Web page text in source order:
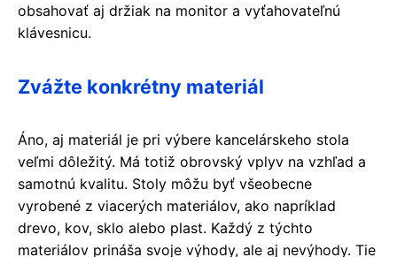
obsahovať aj držiak na monitor a vyťahovateľnú
klávesnicu.
Zvážte konkrétny materiál
Áno, aj materiál je pri výbere kancelárskeho stola
veľmi dôležitý. Má totiž obrovský vplyv na vzhľad a
samotnú kvalitu. Stoly môžu byť všeobecne
vyrobené z viacerých materiálov, ako napríklad
drevo, kov, sklo alebo plast. Každý z týchto
materiálov prináša svoje výhody, ale aj nevýhody. Tie